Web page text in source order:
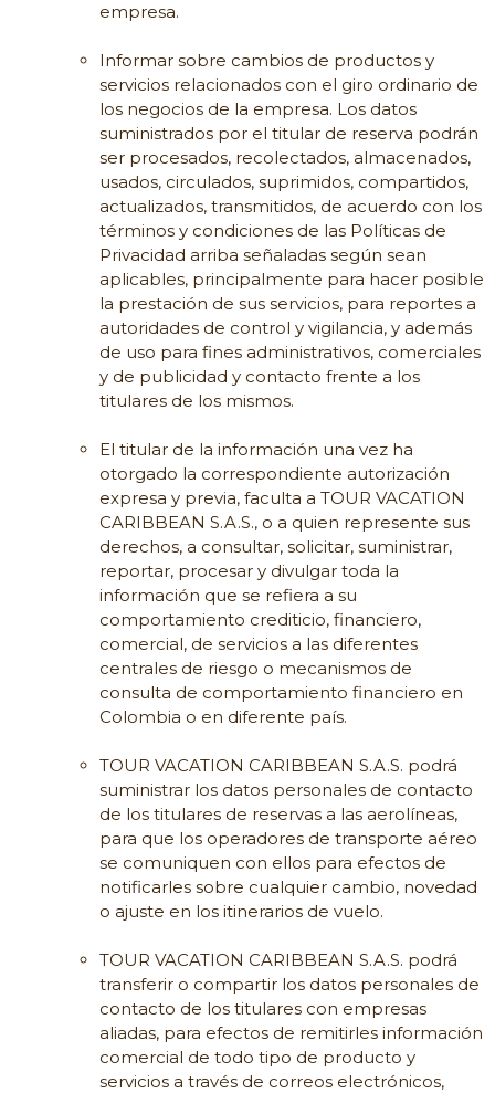
empresa.
Informar sobre cambios de productos y
servicios relacionados con el giro ordinario de
los negocios de la empresa. Los datos
suministrados por el titular de reserva podrán
ser procesados, recolectados, almacenados,
usados, circulados, suprimidos, compartidos,
actualizados, transmitidos, de acuerdo con los
términos y condiciones de las Políticas de
Privacidad arriba señaladas según sean
aplicables, principalmente para hacer posible
la prestación de sus servicios, para reportes a
autoridades de control y vigilancia, y además
de uso para fines administrativos, comerciales
y de publicidad y contacto frente a los
titulares de los mismos.
El titular de la información una vez ha
otorgado la correspondiente autorización
expresa y previa, faculta a TOUR VACATION
CARIBBEAN S.A.S., o a quien represente sus
derechos, a consultar, solicitar, suministrar,
reportar, procesar y divulgar toda la
información que se refiera a su
comportamiento crediticio, financiero,
comercial, de servicios a las diferentes
centrales de riesgo o mecanismos de
consulta de comportamiento financiero en
Colombia o en diferente país.
TOUR VACATION CARIBBEAN S.A.S. podrá
suministrar los datos personales de contacto
de los titulares de reservas a las aerolíneas,
para que los operadores de transporte aéreo
se comuniquen con ellos para efectos de
notificarles sobre cualquier cambio, novedad
o ajuste en los itinerarios de vuelo.
TOUR VACATION CARIBBEAN S.A.S. podrá
transferir o compartir los datos personales de
contacto de los titulares con empresas
aliadas, para efectos de remitirles información
comercial de todo tipo de producto y
servicios a través de correos electrónicos,